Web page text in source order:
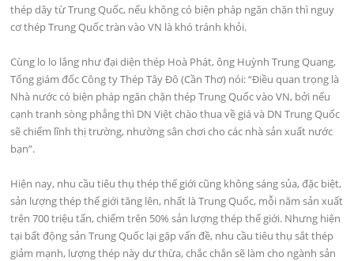
thép dây từ Trung Quốc, nếu không có biện pháp ngăn chặn thì nguy
cơ thép Trung Quốc tràn vào VN là khó tránh khỏi.
Cùng lo lo lắng như đại diện thép Hoà Phát, ông Huỳnh Trung Quang,
Tổng giám đốc Công ty Thép Tây Đô (Cần Thơ) nói: “Điều quan trọng là
Nhà nước có biện pháp ngăn chặn thép Trung Quốc vào VN, bởi nếu
cạnh tranh sòng phẳng thì DN Việt chào thua về giá và DN Trung Quốc
sẽ chiếm lĩnh thị trường, nhường sân chơi cho các nhà sản xuất nước
bạn”.
Hiện nay, nhu cầu tiêu thụ thép thế giới cũng không sáng sủa, đặc biệt,
sản lượng thép thế giới tăng lên, nhất là Trung Quốc, mỗi năm sản xuất
trên 700 triệu tấn, chiếm trên 50% sản lượng thép thế giới. Nhưng hiện
tại bất động sản Trung Quốc lại gặp vấn đề, nhu cầu tiêu thụ sắt thép
giảm mạnh, lượng thép này dư thừa, chắc chắn sẽ làm cho ngành sản